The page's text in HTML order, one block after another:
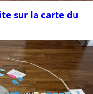
sur la carte du